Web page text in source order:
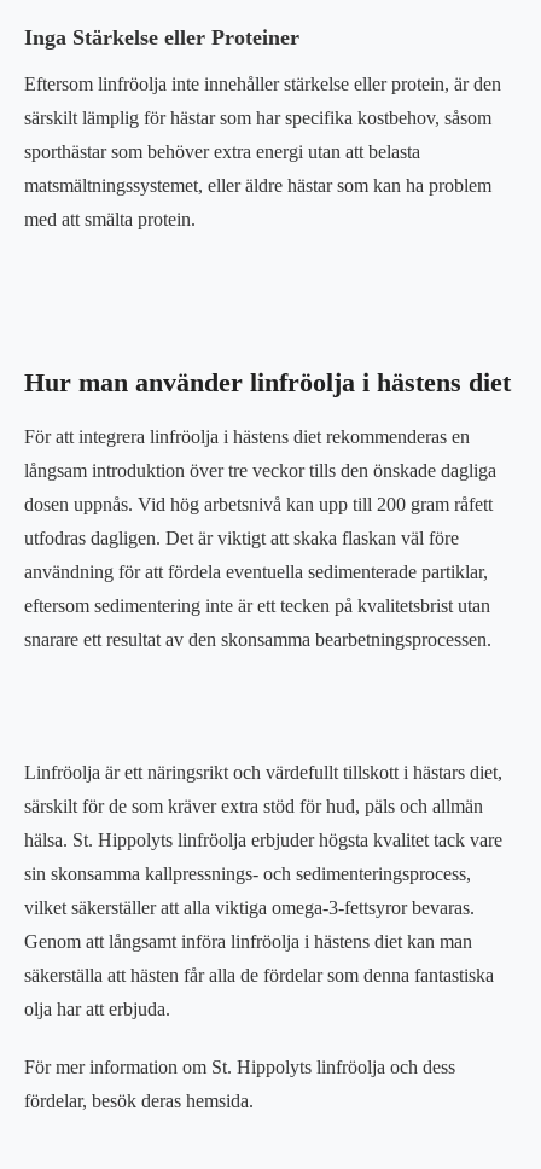
Inga Stärkelse eller Proteiner
Eftersom linfröolja inte innehåller stärkelse eller protein, är den
särskilt lämplig för hästar som har specifika kostbehov, såsom
sporthästar som behöver extra energi utan att belasta
matsmältningssystemet, eller äldre hästar som kan ha problem
med att smälta protein.
Hur man använder linfröolja i hästens diet
För att integrera linfröolja i hästens diet rekommenderas en
långsam introduktion över tre veckor tills den önskade dagliga
dosen uppnås. Vid hög arbetsnivå kan upp till 200 gram råfett
utfodras dagligen. Det är viktigt att skaka flaskan väl före
användning för att fördela eventuella sedimenterade partiklar,
eftersom sedimentering inte är ett tecken på kvalitetsbrist utan
snarare ett resultat av den skonsamma bearbetningsprocessen.
Linfröolja är ett näringsrikt och värdefullt tillskott i hästars diet,
särskilt för de som kräver extra stöd för hud, päls och allmän
hälsa. St. Hippolyts linfröolja erbjuder högsta kvalitet tack vare
sin skonsamma kallpressnings- och sedimenteringsprocess,
vilket säkerställer att alla viktiga omega-3-fettsyror bevaras.
Genom att långsamt införa linfröolja i hästens diet kan man
säkerställa att hästen får alla de fördelar som denna fantastiska
olja har att erbjuda.
För mer information om St. Hippolyts linfröolja och dess
fördelar, besök deras hemsida.